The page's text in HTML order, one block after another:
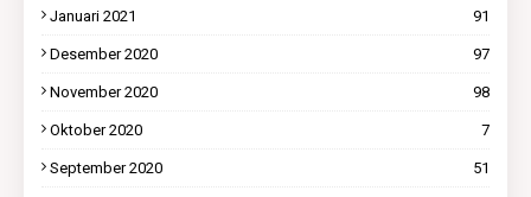
Januari 2021 91
Desember 2020 97
November 2020 98
Oktober 2020 7
September 2020 51